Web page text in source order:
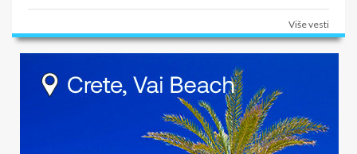
Više vesti